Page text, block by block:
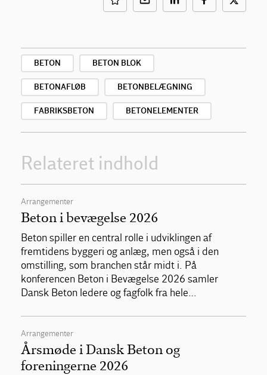
BETON BETON BLOK
BETONAFLØB BETONBELÆGNING
FABRIKSBETON BETONELEMENTER
Relateret indhold
Arrangementer
Beton i bevægelse 2026
Beton spiller en central rolle i udviklingen af
fremtidens byggeri og anlæg, men også i den
omstilling, som branchen står midt i. På
konferencen Beton i Bevægelse 2026 samler
Dansk Beton ledere og fagfolk fra hele…
Arrangementer
Årsmøde i Dansk Beton og
foreningerne 2026